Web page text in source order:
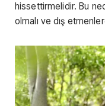
hissettirmelidir. Bu
olmalı ve dış